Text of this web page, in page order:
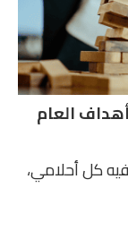
العام
كل أحلامي،